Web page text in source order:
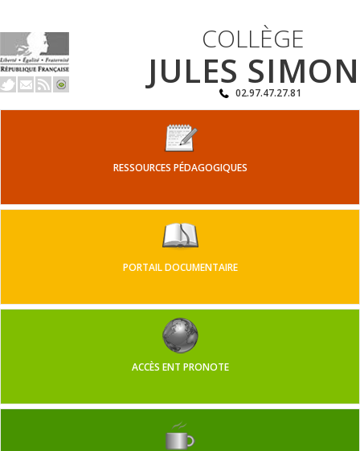
COLLÈGE
JULES SIMON
02.97.47.27.81
RESSOURCES PÉDAGOGIQUES
PORTAIL DOCUMENTAIRE
ACCÈS ENT PRONOTE